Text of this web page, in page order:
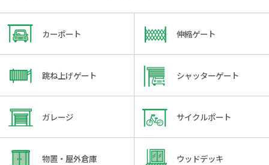
カーポート 伸縮ゲート
跳ね上げゲート シャッターゲート
ガレージ サイクルポート
物置・屋外倉庫 ウッドデッキ